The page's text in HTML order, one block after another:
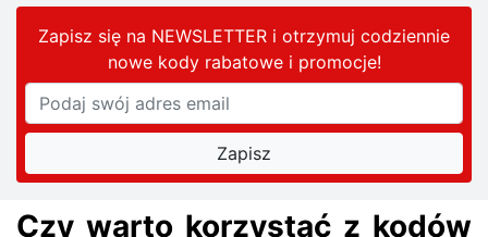
Zapisz się na NEWSLETTER i otrzymuj codziennie
nowe kody rabatowei promocje!
Czy warto korzystać z kodów